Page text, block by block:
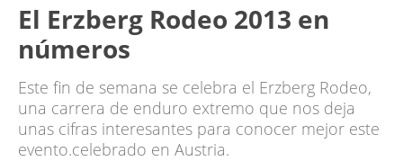
El Erzberg Rodeo 2013 en
números
Este fin de semana se celebra el Erzberg Rodeo,
una carrera de enduro extremo que nos deja
unas cifras interesantes para conocer mejor este
evento.celebrado en Austria.